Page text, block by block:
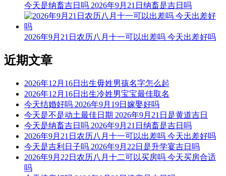
忌：祭祀 祈福 斋醮 开光 赴任 出行
11时-13时 戊午时： 沖鼠 煞北 时沖戊子 罗纹 大进 贪狼
忌：
13时-15时 己未时： 沖牛 煞西 时沖己丑 日破
宜：
忌：日时相沖 诸事不宜
15时-17时 庚申时： 沖虎 煞南 时沖庚寅 天兵 喜神 司命 左辅
宜：祈福 求嗣 订婚 嫁娶 出行 求财 开业 交易 安床 作灶 祭祀
赴任 见贵
今天是纳畜吉日吗 2026年9月21日纳畜是吉日吗
2026年9月21日农历八月十一可以出差吗 今天出差好吗
近期文章
2026年12月16日出生毋姓男孩名字怎么起
2026年12月16日出生冷姓男宝宝最佳取名
今天结婚好吗 2026年9月19日嫁娶好吗
今天是不是动土最佳日期 2026年9月21日是黄道吉日
今天是纳畜吉日吗 2026年9月21日纳畜是吉日吗
2026年9月21日农历八月十一可以出差吗 今天出差好吗
今天是吉利日子吗 2026年9月22日是升学宴吉日吗
2026年9月22日农历八月十二可以买房吗 今天买房合适
吗